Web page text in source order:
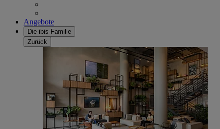
Angebote
Die ibis Familie
Zurück